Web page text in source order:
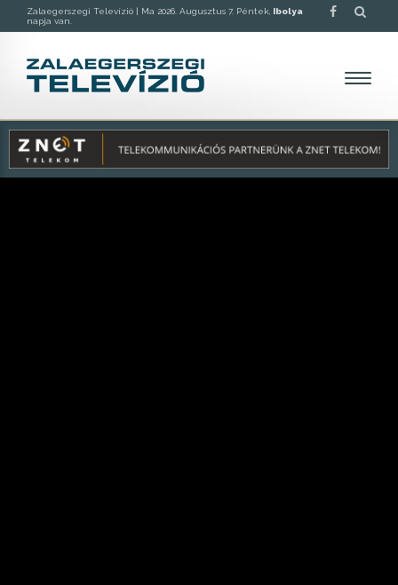
Zalaegerszegi Televízió | Ma 2026. Augusztus 7. Péntek, Ibolya
napja van.